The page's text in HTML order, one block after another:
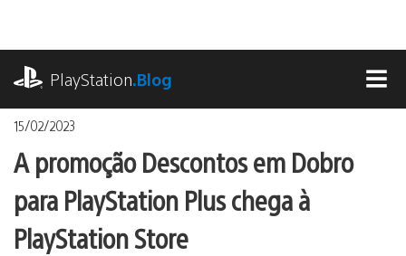
o
conteúdo
PlayStation.Blog
15/02/2023
A promoção Descontos em Dobro
para PlayStation Plus chega à
PlayStation Store